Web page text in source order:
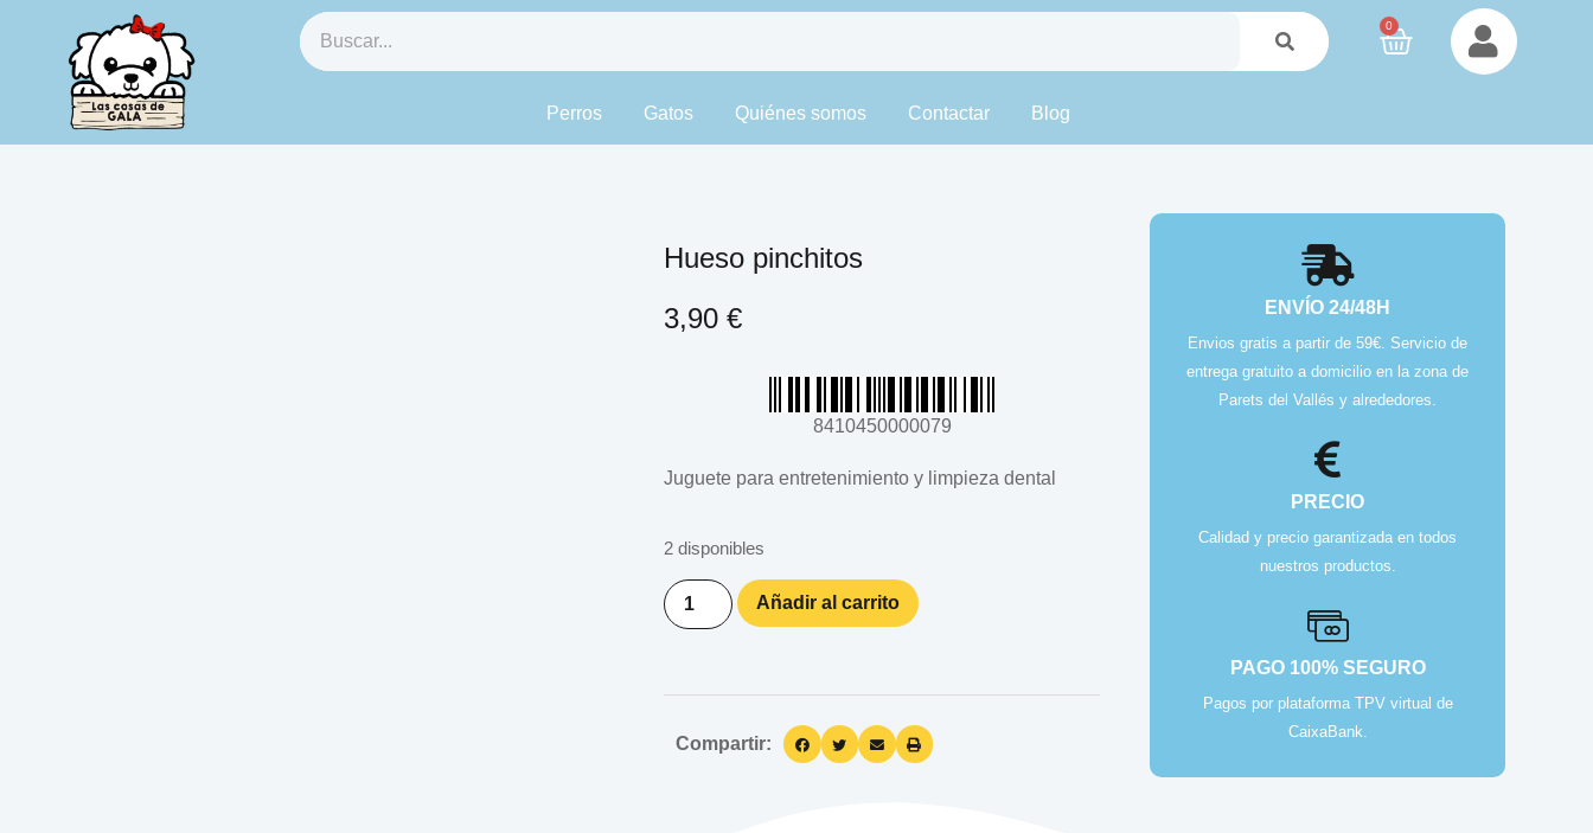
0
Perros Gatos Quiénes somos Contactar Blog
Hueso pinchitos
3,90 €
8410450000079
Juguete para entretenimiento y limpieza dental
2 disponibles
Añadir al carrito
Compartir:
ENVÍO 24/48H
Envios gratis a partir de 59€. Servicio de
entrega gratuito a domicilio en la zona de
Parets del Vallés y alrededores.
PRECIO
Calidad y precio garantizada en todos
nuestros productos.
PAGO 100% SEGURO
Pagos por plataforma TPV virtual de
CaixaBank.